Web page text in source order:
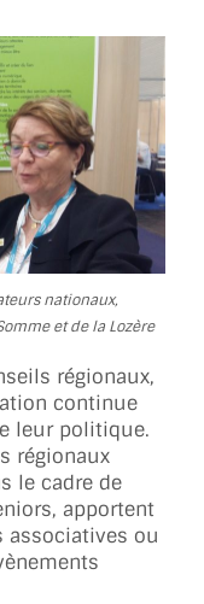
nationaux,
et de la Lozère
régionaux,
continue
leur politique.
régionaux
le cadre de
apportent
ou